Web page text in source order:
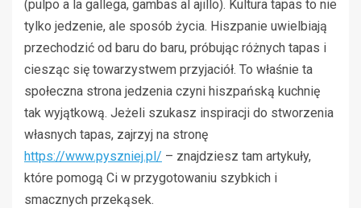
(pulpo a la gallega, gambas al ajillo). Kultura tapas to nie
tylko jedzenie, ale sposób życia. Hiszpanie uwielbiają
przechodzić od baru do baru, próbując różnych tapas i
ciesząc się towarzystwem przyjaciół. To właśnie ta
społeczna strona jedzenia czyni hiszpańską kuchnię
tak wyjątkową. Jeżeli szukasz inspiracji do stworzenia
własnych tapas, zajrzyj na stronę
https://www.pyszniej.pl/ – znajdziesz tam artykuły,
które pomogą Ci w przygotowaniu szybkich i
smacznych przekąsek.